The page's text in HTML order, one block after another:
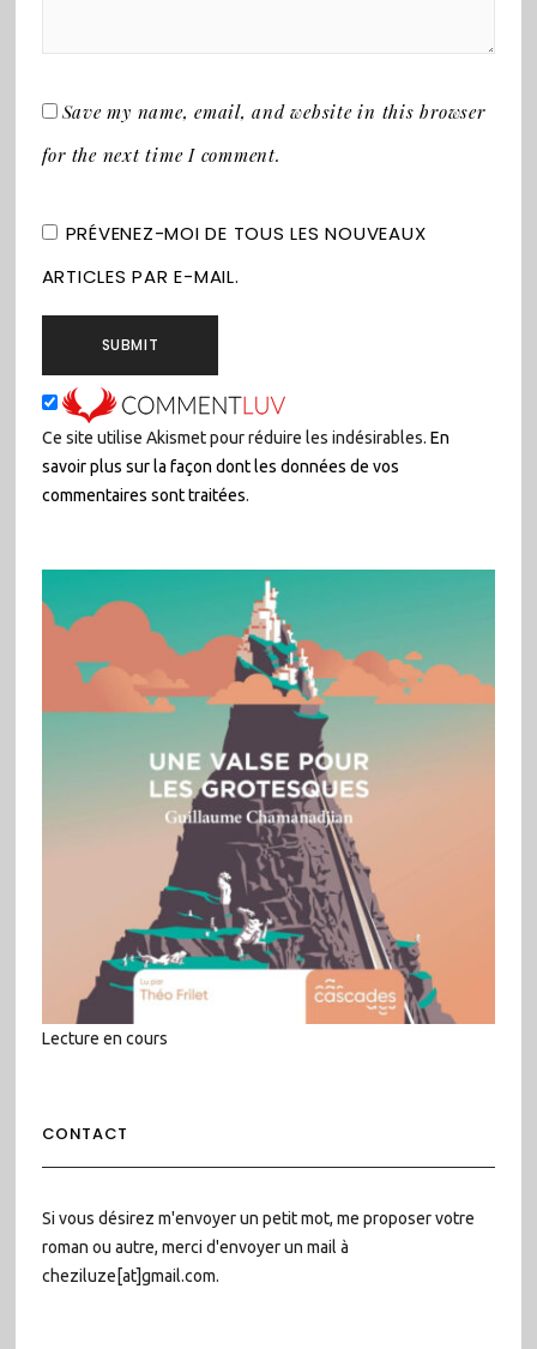
Save my name, email, and website in this browser
for the next time I comment.
PRÉVENEZ-MOI DE TOUS LES NOUVEAUX
ARTICLES PAR E-MAIL.
Ce site utilise Akismet pour réduire les indésirables. En
savoir plus sur la façon dont les données de vos
commentaires sont traitées.
Lecture en cours
CONTACT
Si vous désirez m'envoyer un petit mot, me proposer votre
roman ou autre, merci d'envoyer un mail à
cheziluze[at]gmail.com.